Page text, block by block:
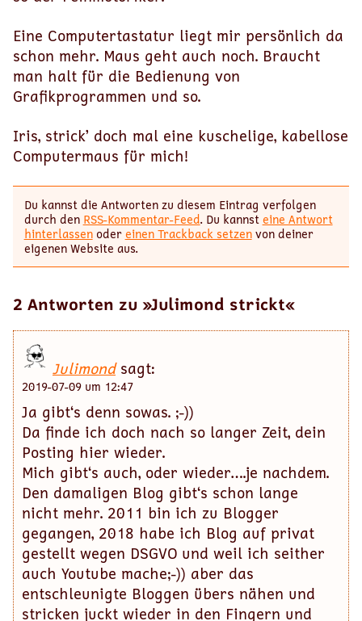
Eine Computertastatur liegt mir persönlich da
schon mehr. Maus geht auch noch. Braucht
man halt für die Bedienung von
Grafikprogrammen und so.
Iris, strick’ doch mal eine kuschelige, kabellose
Computermaus für mich!
Du kannst die Antworten zu diesem Eintrag verfolgen
durch den RSS-Kommentar-Feed. Du kannsteine Antwort
hinterlassenodereinen Trackback setzenvon deiner
eigenen Website aus.
2 Antworten zu »Julimond strickt«
Julimondsagt:
2019-07-09 um 12:47
Ja gibt‘s denn sowas. ;-))
Da finde ich doch nach so langer Zeit, dein
Posting hier wieder.
Mich gibt‘s auch, oder wieder….je nachdem.
Den damaligen Blog gibt‘s schon lange
nicht mehr. 2011 bin ich zu Blogger
gegangen, 2018 habe ich Blog auf privat
gestellt wegen DSGVO und weil ich seither
auch Youtube mache;-)) aber das
entschleunigte Bloggen übers nähen und
stricken juckt wieder in den Fingern und